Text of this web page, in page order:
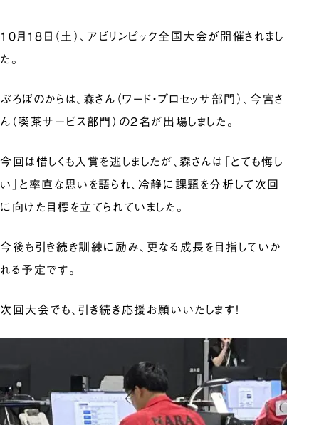
１0月18日（土）、アビリンピック全国大会が開催されまし
た。
ぷろぼのからは、森さん（ワード・プロセッサ部門）、今宮さ
ん（喫茶サービス部門）の2名が出場しました。
今回は惜しくも入賞を逃しましたが、森さんは「とても悔し
い」と率直な思いを語られ、冷静に課題を分析して次回
に向けた目標を立てられていました。
今後も引き続き訓練に励み、更なる成長を目指していか
れる予定です。
次回大会でも、引き続き応援お願いいたします！